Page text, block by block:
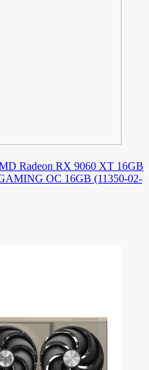
Radeon RX 9060 XT 16GB
OC 16GB (11350-02-